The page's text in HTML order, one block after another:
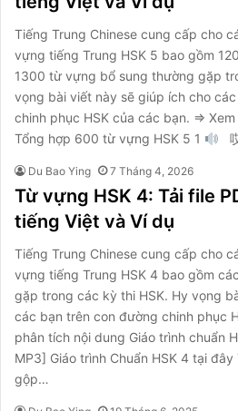
Tiếng Trung Chinese cung cấp cho
vựng tiếng Trung HSK 5 bao gồm
1300 từ vựng bổ sung thường gặp
vọng bài viết này sẽ giúp ích cho
chinh phục HSK của các bạn. ⇒
Tổng hợp 600 từ vựng HSK 5 1
Du Bao Ying 7 Tháng 4, 2026
Từ vựng HSK 4: Tải file
tiếng Việt và Ví dụ
Tiếng Trung Chinese cung cấp cho
vựng tiếng Trung HSK 4 bao gồm
gặp trong các kỳ thi HSK. Hy vọng
các bạn trên con đường chinh phục
phân tích nội dung Giáo trình chuẩn
MP3] Giáo trình Chuẩn HSK 4 tại
gộp…